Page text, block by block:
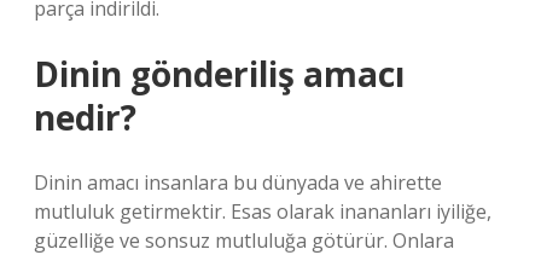
parça indirildi.
Dinin gönderiliş amacı
nedir?
Dinin amacı insanlara bu dünyada ve ahirette
mutluluk getirmektir. Esas olarak inananları iyiliğe,
güzelliğe ve sonsuz mutluluğa götürür. Onlara